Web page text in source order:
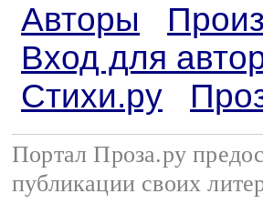
Авторы
Вход для
Стихи.ру
Портал Проза.ру
публикации своих